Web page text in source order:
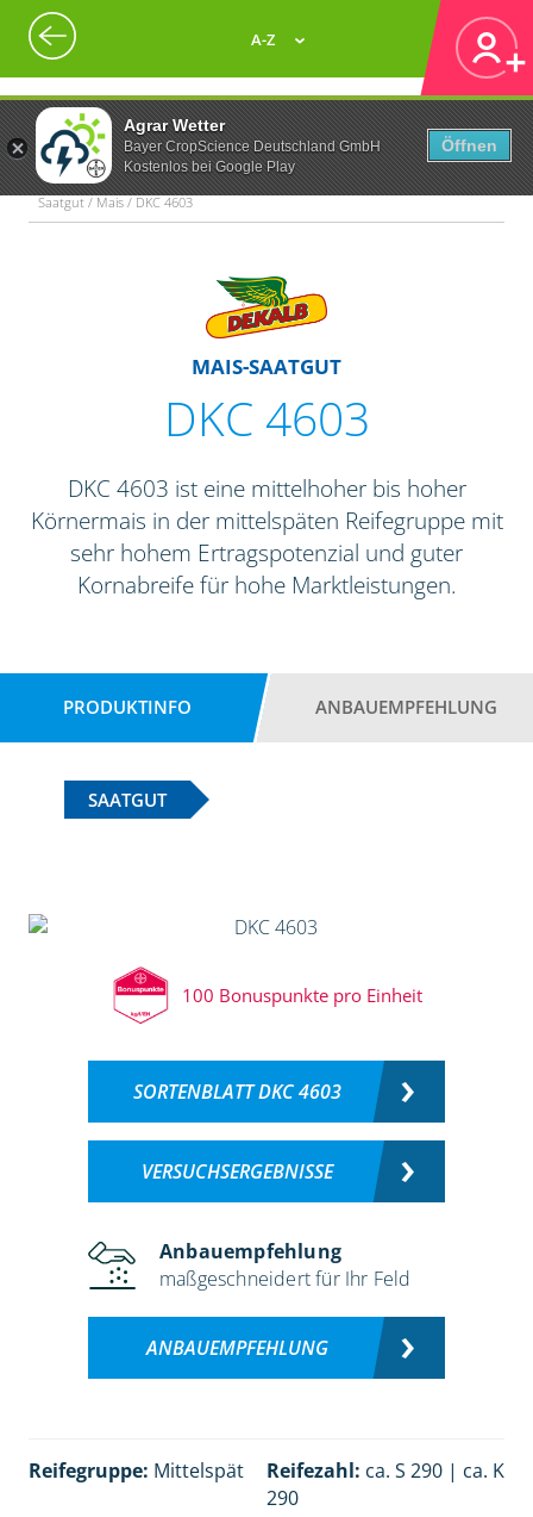
Agrar Wetter
Bayer CropScience Deutschland GmbH
Kostenlos bei Google Play
Öffnen
A-Z
Saatgut / Mais / DKC 4603
MAIS-SAATGUT
DKC 4603
DKC 4603 ist eine mittelhoher bis hoher
Körnermais in der mittelspäten Reifegruppe mit
sehr hohem Ertragspotenzial und guter
Kornabreife für hohe Marktleistungen.
PRODUKTINFO ANBAUEMPFEHLUNG
SAATGUT
100 Bonuspunkte pro Einheit
SORTENBLATT DKC 4603
VERSUCHSERGEBNISSE
Anbauempfehlung
maßgeschneidert für Ihr Feld
ANBAUEMPFEHLUNG
Reifegruppe: Mittelspät Reifezahl: ca. S 290 | ca. K
290